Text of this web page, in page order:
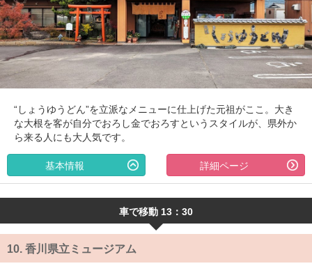
“しょうゆうどん”を立派なメニューに仕上げた元祖がここ。大き
な大根を客が自分でおろし金でおろすというスタイルが、県外か
ら来る人にも大人気です。
詳細ページ
基本情報
車で移動 13：30
10. 香川県立ミュージアム